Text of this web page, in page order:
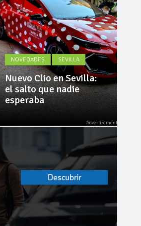
NOVEDADES SEVILLA
Nuevo Clio en Sevilla:
el salto que nadie
esperaba